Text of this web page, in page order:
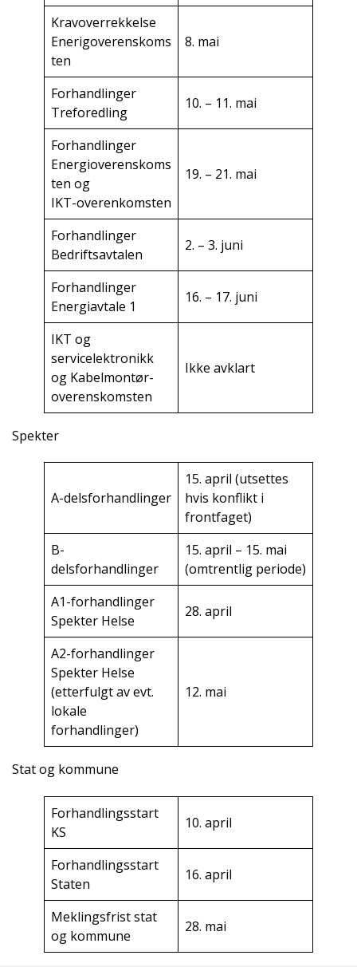
Kravoverrekkelse
Enerigoverenskoms
ten
8. mai
Forhandlinger
Treforedling
10. – 11. mai
Forhandlinger
Energioverenskoms
ten og
IKT-overenkomsten
19. – 21. mai
Forhandlinger
Bedriftsavtalen
2. – 3. juni
Forhandlinger
Energiavtale 1
16. – 17. juni
IKT og
servicelektronikk
og Kabelmontør-
overenskomsten
Ikke avklart
Spekter
A-delsforhandlinger
15. april (utsettes
hvis konflikt i
frontfaget)
B-
delsforhandlinger
15. april – 15. mai
(omtrentlig periode)
A1-forhandlinger
Spekter Helse
28. april
A2-forhandlinger
Spekter Helse
(etterfulgt av evt.
lokale
forhandlinger)
12. mai
Stat og kommune
Forhandlingsstart
KS
10. april
Forhandlingsstart
Staten
16. april
Meklingsfrist stat
og kommune
28. mai